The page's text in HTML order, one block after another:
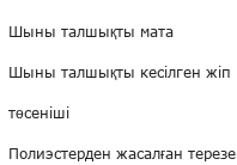
Шыны талшықты мата
Шыны талшықты кесілген жіп
төсеніші
Полиэстерден жасалған терезе